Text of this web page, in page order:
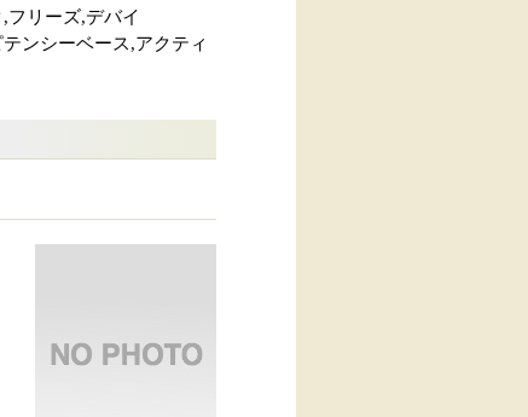
フリーズ,デバイ
ンシーベース,アクティ